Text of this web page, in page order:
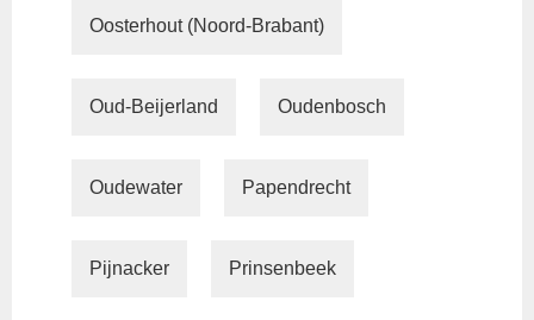
Oosterhout (Noord-Brabant)
Oud-Beijerland Oudenbosch
Oudewater Papendrecht
Pijnacker Prinsenbeek